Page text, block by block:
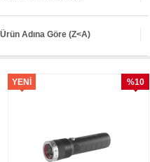
Ürün Adına Göre (Z<A)
%10
YENI